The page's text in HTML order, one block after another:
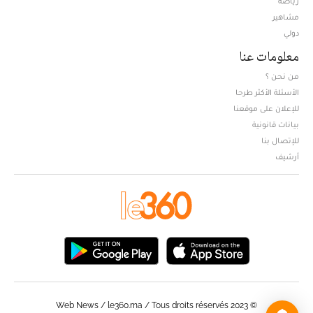
مشاهير
دولي
معلومات عنا
من نحن ؟
الأسئلة الأكثر طرحا
للإعلان على موقعنا
بيانات قانونية
للإتصال بنا
أرشيف
© Web News / le360.ma / Tous droits réservés 2023